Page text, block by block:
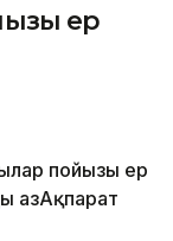
ер
пойызы ер
ҚазАқпарат